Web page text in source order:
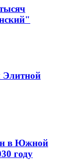
Элитной
в Южной
году